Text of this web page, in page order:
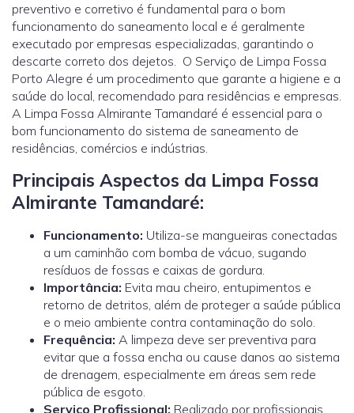
preventivo e corretivo é fundamental para o bom
funcionamento do saneamento local e é geralmente
executado por empresas especializadas, garantindo o
descarte correto dos dejetos. O Serviço de Limpa Fossa
Porto Alegre é um procedimento que garante a higiene e a
saúde do local, recomendado para residências e empresas.
A Limpa Fossa Almirante Tamandaré é essencial para o
bom funcionamento do sistema de saneamento de
residências, comércios e indústrias.
Principais Aspectos da Limpa Fossa
Almirante Tamandaré:
Funcionamento: Utiliza-se mangueiras conectadas
a um caminhão com bomba de vácuo, sugando
resíduos de fossas e caixas de gordura.
Importância: Evita mau cheiro, entupimentos e
retorno de detritos, além de proteger a saúde pública
e o meio ambiente contra contaminação do solo.
Frequência: A limpeza deve ser preventiva para
evitar que a fossa encha ou cause danos ao sistema
de drenagem, especialmente em áreas sem rede
pública de esgoto.
Serviço Profissional: Realizado por profissionais